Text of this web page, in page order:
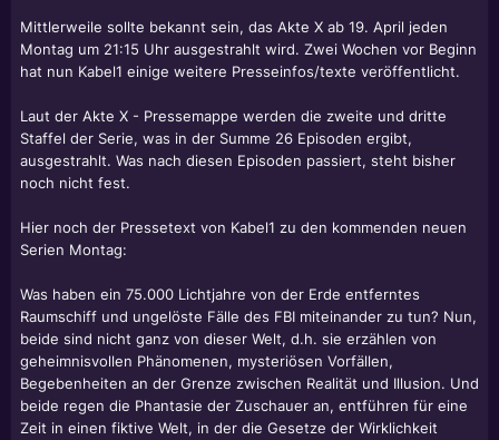
Mittlerweile sollte bekannt sein, das Akte X ab 19. April jeden
Montag um 21:15 Uhr ausgestrahlt wird. Zwei Wochen vor Beginn
hat nun Kabel1 einige weitere Presseinfos/texte veröffentlicht.
Laut der Akte X - Pressemappe werden die zweite und dritte
Staffel der Serie, was in der Summe 26 Episoden ergibt,
ausgestrahlt. Was nach diesen Episoden passiert, steht bisher
noch nicht fest.
Hier noch der Pressetext von Kabel1 zu den kommenden neuen
Serien Montag:
Was haben ein 75.000 Lichtjahre von der Erde entferntes
Raumschiff und ungelöste Fälle des FBI miteinander zu tun? Nun,
beide sind nicht ganz von dieser Welt, d.h. sie erzählen von
geheimnisvollen Phänomenen, mysteriösen Vorfällen,
Begebenheiten an der Grenze zwischen Realität und Illusion. Und
beide regen die Phantasie der Zuschauer an, entführen für eine
Zeit in einen fiktive Welt, in der die Gesetze der Wirklichkeit